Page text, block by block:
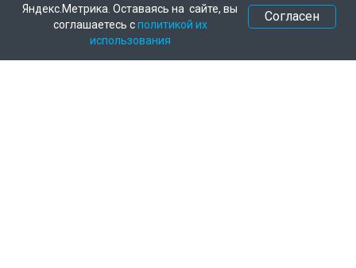
Яндекс.Метрика. Оставаясь на сайте, вы
соглашаетесь сполитикой их
использования
Согласен